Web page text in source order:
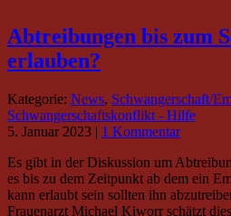
Abtreibungen bis zum
erlauben?
Kategorie: News, Schwangerschaft/
Schwangerschaftskonflikt - Hilfe
5. Januar 2023 | 1 Kommentar
Es gibt in der Diskussion um
es bis zu dem Zeitpunkt ab dem ein
kann erlaubt sein sollten ihn
Frauenarzt Michael Kiworr schätzt